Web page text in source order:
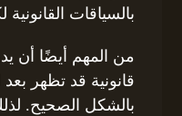
بالسياقات
من المهم أيضًا أن
قانونية قد تظهر بعد
بالشكل الصحيح.